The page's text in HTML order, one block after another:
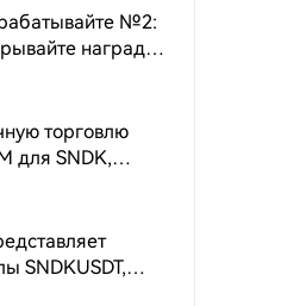
№2:
награды
призового
ценности!
торговлю
для SNDK,
MU, SKHY, SOXL
SNDKUSDT,
XAUUSDT,